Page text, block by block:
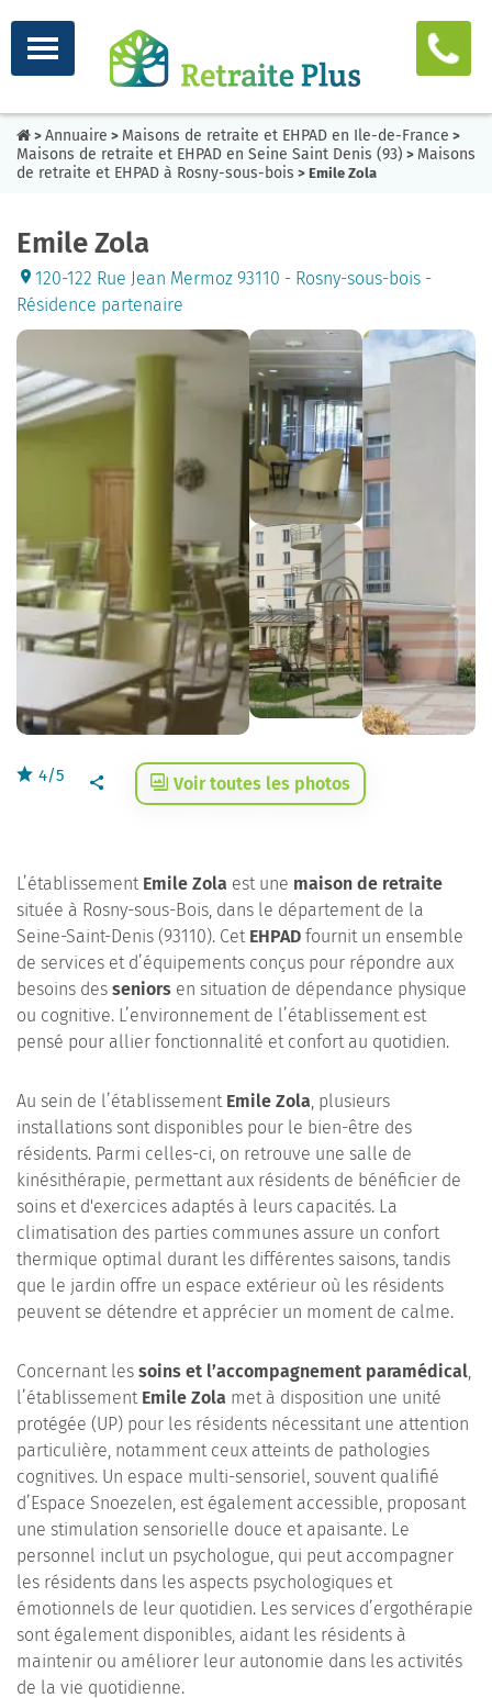
> Annuaire > Maisons de retraite et EHPAD en Ile-de-France >
Maisons de retraite et EHPAD en Seine Saint Denis (93) > Maisons
de retraite et EHPAD à Rosny-sous-bois > Emile Zola
Emile Zola
120-122 Rue Jean Mermoz 93110 - Rosny-sous-bois -
Résidence partenaire
4/5 Voir toutes les photos
L’établissement Emile Zola est une maison de retraite
située à Rosny-sous-Bois, dans le département de la
Seine-Saint-Denis (93110). Cet EHPAD fournit un ensemble
de services et d’équipements conçus pour répondre aux
besoins des seniors en situation de dépendance physique
ou cognitive. L’environnement de l’établissement est
pensé pour allier fonctionnalité et confort au quotidien.
Au sein de l’établissement Emile Zola, plusieurs
installations sont disponibles pour le bien-être des
résidents. Parmi celles-ci, on retrouve une salle de
kinésithérapie, permettant aux résidents de bénéficier de
soins et d'exercices adaptés à leurs capacités. La
climatisation des parties communes assure un confort
thermique optimal durant les différentes saisons, tandis
que le jardin offre un espace extérieur où les résidents
peuvent se détendre et apprécier un moment de calme.
Concernant les soins et l’accompagnement paramédical,
l’établissement Emile Zola met à disposition une unité
protégée (UP) pour les résidents nécessitant une attention
particulière, notamment ceux atteints de pathologies
cognitives. Un espace multi-sensoriel, souvent qualifié
d’Espace Snoezelen, est également accessible, proposant
une stimulation sensorielle douce et apaisante. Le
personnel inclut un psychologue, qui peut accompagner
les résidents dans les aspects psychologiques et
émotionnels de leur quotidien. Les services d’ergothérapie
sont également disponibles, aidant les résidents à
maintenir ou améliorer leur autonomie dans les activités
de la vie quotidienne.